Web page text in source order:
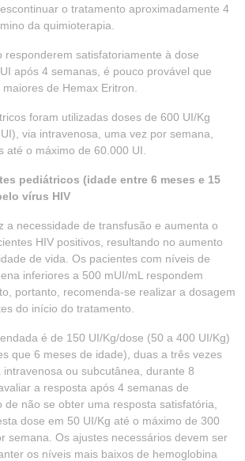
o tratamento aproximadamente 4
da quimioterapia.
responderem satisfatoriamente à dose
após 4 semanas, é pouco provável que
de Hemax Eritron.
foram utilizadas doses de 600 UI/Kg
via intravenosa, uma vez por semana,
até o máximo de 60.000 UI.
pediátricos (idade entre 6 meses e 15
vírus HIV
a necessidade de transfusão e aumenta o
HIV positivos, resultando no aumento
de vida. Os pacientes com níveis de
inferiores a 500 mUI/mL respondem
portanto, recomenda-se realizar a dosagem
do início do tratamento.
é de 150 UI/Kg/dose (50 a 400 UI/Kg)
que 6 meses de idade), duas a três vezes
ou subcutânea, durante 8
a resposta após 4 semanas de
não se obter uma resposta satisfatória,
dose em 50 UI/Kg até o máximo de 300
semana. Os ajustes necessários devem ser
os níveis mais baixos de hemoglobina